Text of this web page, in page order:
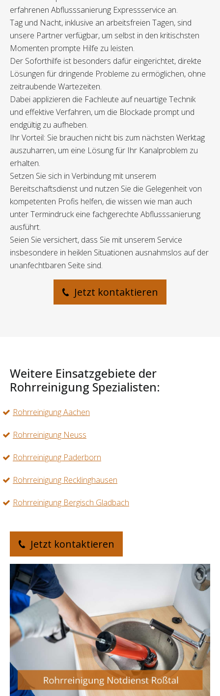
erfahrenen Abflusssanierung Expressservice an.
Tag und Nacht, inklusive an arbeitsfreien Tagen, sind
unsere Partner verfügbar, um selbst in den kritischsten
Momenten prompte Hilfe zu leisten.
Der Soforthilfe ist besonders dafür eingerichtet, direkte
Lösungen für dringende Probleme zu ermöglichen, ohne
zeitraubende Wartezeiten.
Dabei applizieren die Fachleute auf neuartige Technik
und effektive Verfahren, um die Blockade prompt und
endgültig zu aufheben.
Ihr Vorteil: Sie brauchen nicht bis zum nächsten Werktag
auszuharren, um eine Lösung für Ihr Kanalproblem zu
erhalten.
Setzen Sie sich in Verbindung mit unserem
Bereitschaftsdienst und nutzen Sie die Gelegenheit von
kompetenten Profis helfen, die wissen wie man auch
unter Termindruck eine fachgerechte Abflusssanierung
ausführt.
Seien Sie versichert, dass Sie mit unserem Service
insbesondere in heiklen Situationen ausnahmslos auf der
unanfechtbaren Seite sind.
Jetzt kontaktieren
Weitere Einsatzgebiete der
Rohrreinigung Spezialisten:
Rohrreinigung Aachen
Rohrreinigung Neuss
Rohrreinigung Paderborn
Rohrreinigung Recklinghausen
Rohrreinigung Bergisch Gladbach
Jetzt kontaktieren